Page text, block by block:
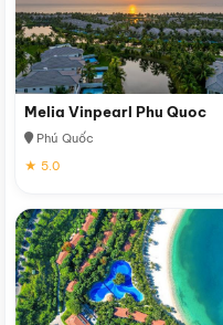
Melia Vinpearl Phu Quoc
Phú Quốc
★ 5.0